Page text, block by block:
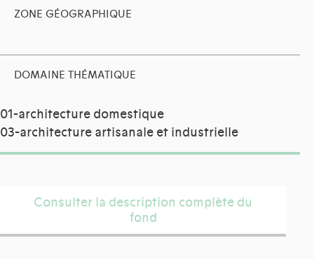
ZONE GÉOGRAPHIQUE
DOMAINE THÉMATIQUE
01-architecture domestique
03-architecture artisanale et industrielle
Consulter la description complète du
fond